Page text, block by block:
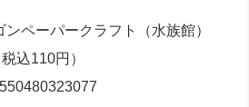
ペーパークラフト（水族館）
込110円）